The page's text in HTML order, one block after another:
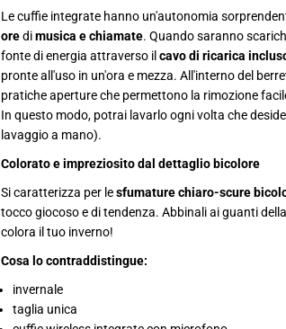
r
a
e
r
a
e
Le cuffie integrate hanno un'autonomia
oredimusica e chiamate. Quando saranno
fonte di energia attraverso il cavo di ricarica
pronte all'uso in un'ora e mezza. All'interno del
pratiche aperture che permettono la rimozione
In questo modo, potrai lavarlo ogni volta che
lavaggio a mano).
Colorato e impreziosito dal dettaglio bicolore
Si caratterizza per lesfumature chiaro-scure
tocco giocoso e di tendenza. Abbinali ai guanti
colora il tuo inverno!
Cosa lo contraddistingue:
invernale
taglia unica